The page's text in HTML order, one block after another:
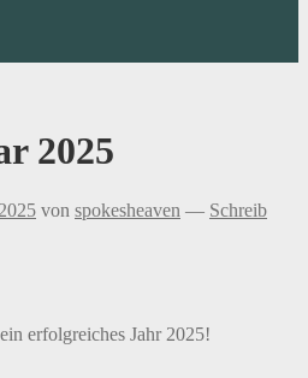
2025
von spokesheaven — Schreib
erfolgreiches Jahr 2025!